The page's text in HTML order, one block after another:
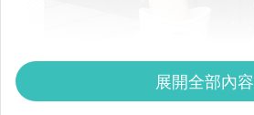
展開全部內容